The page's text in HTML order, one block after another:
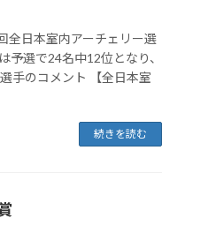
全日本室内アーチェリー選
予選で24名中12位となり、
手のコメント 【全日本室
続きを読む